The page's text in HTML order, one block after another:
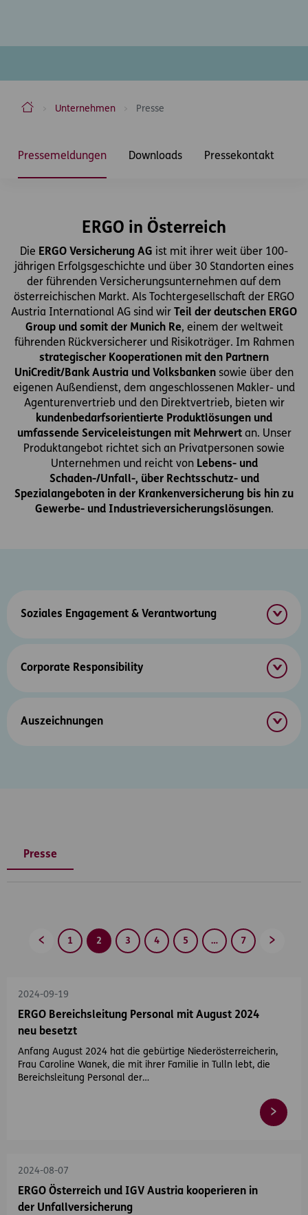
ERGO Versicherung Aktiengesellschaft
Unternehmen Presse
Pressemeldungen
Downloads Pressekontakt
ERGO in Österreich
Die ERGO Versicherung AG ist mit ihrer weit über 100-
jährigen Erfolgsgeschichte und über 30 Standorten eines
der führenden Versicherungsunternehmen auf dem
österreichischen Markt. Als Tochtergesellschaft der ERGO
Austria International AG sind wir Teil der deutschen ERGO
Group und somit der Munich Re, einem der weltweit
führenden Rückversicherer und Risikoträger. Im Rahmen
strategischer Kooperationen mit den Partnern
UniCredit/Bank Austria und Volksbanken sowie über den
eigenen Außendienst, dem angeschlossenen Makler- und
Agenturenvertrieb und den Direktvertrieb, bieten wir
kundenbedarfsorientierte Produktlösungen und
umfassende Serviceleistungen mit Mehrwert an. Unser
Produktangebot richtet sich an Privatpersonen sowie
Unternehmen und reicht von Lebens- und
Schaden-/Unfall-, über Rechtsschutz- und
Spezialangeboten in der Krankenversicherung bis hin zu
Gewerbe- und Industrieversicherungslösungen.
Soziales Engagement & Verantwortung
Corporate Responsibility
Auszeichnungen
Presse
Zurück1 2 3 4 5 … 7
2024-09-19
ERGO Bereichsleitung Personal mit August 2024
neu besetzt
Anfang August 2024 hat die gebürtige Niederösterreicherin,
Frau Caroline Wanek, die mit ihrer Familie in Tulln lebt, die
Bereichsleitung Personal der…
2024-08-07
ERGO Österreich und IGV Austria kooperieren in
der Unfallversicherung